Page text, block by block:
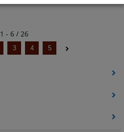
1 - 6 / 26
3 4 5